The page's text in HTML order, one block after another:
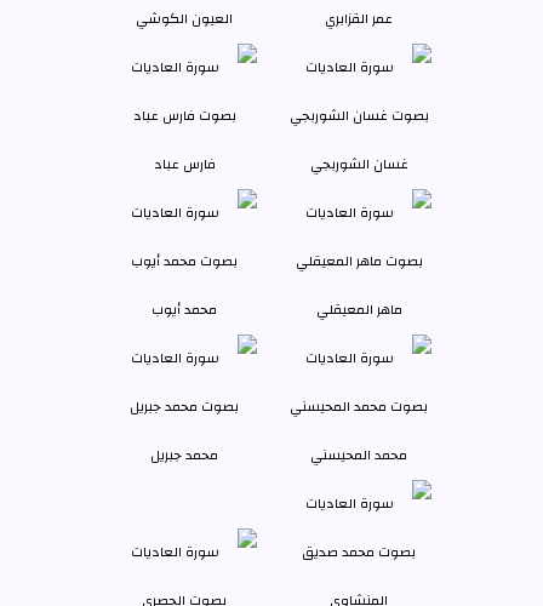
عمر القزابري العيون الكوشي
غسان الشوربجي فارس عباد
ماهر المعيقلي محمد أيوب
محمد المحيسني محمد جبريل